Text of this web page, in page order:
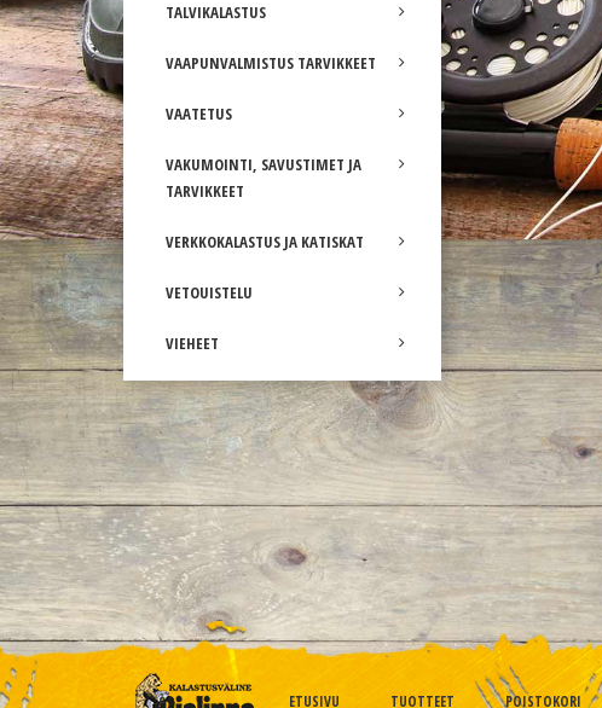
TALVIKALASTUS
VAAPUNVALMISTUS TARVIKKEET
VAATETUS
VAKUMOINTI, SAVUSTIMET JA
TARVIKKEET
VERKKOKALASTUS JA KATISKAT
VETOUISTELU
VIEHEET
ETUSIVU TUOTTEET POISTOKORI